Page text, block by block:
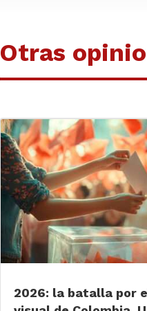
Otras
2026: la batalla por